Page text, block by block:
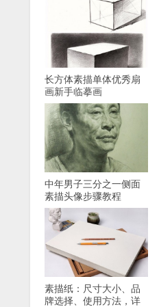
长方体素描单体优秀扇
画新手临摹画
中年男子三分之一侧面
素描头像步骤教程
素描纸：尺寸大小、品
牌选择、使用方法，详